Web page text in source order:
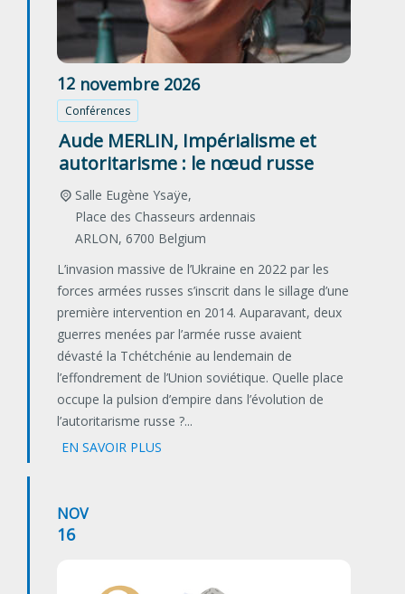
12 novembre 2026
Conférences
Aude MERLIN, Impérialisme et
autoritarisme : le nœud russe
Salle Eugène Ysaÿe,
Place des Chasseurs ardennais
ARLON, 6700 Belgium
L’invasion massive de l’Ukraine en 2022 par les
forces armées russes s’inscrit dans le sillage d’une
première intervention en 2014. Auparavant, deux
guerres menées par l’armée russe avaient
dévasté la Tchétchénie au lendemain de
l’effondrement de l’Union soviétique. Quelle place
occupe la pulsion d’empire dans l’évolution de
l’autoritarisme russe ?...
EN SAVOIR PLUS
NOV
16